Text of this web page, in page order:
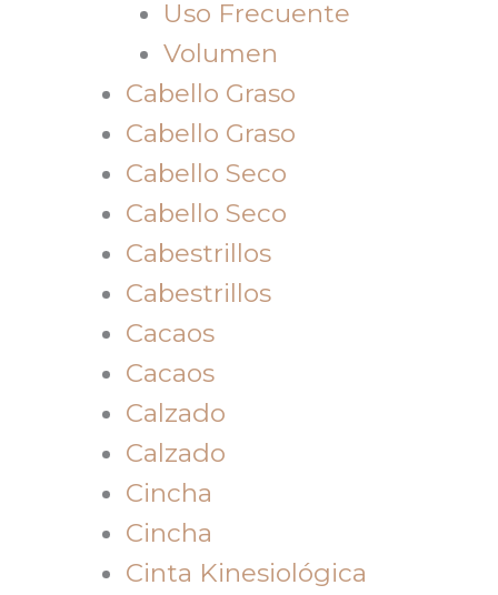
Uso Frecuente
Volumen
Cabello Graso
Cabello Graso
Cabello Seco
Cabello Seco
Cabestrillos
Cabestrillos
Cacaos
Cacaos
Calzado
Calzado
Cincha
Cincha
Cinta Kinesiológica